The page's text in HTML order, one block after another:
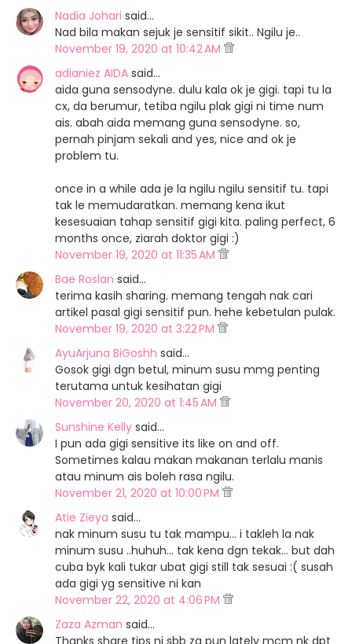
Nadia Johari said…
Nad bila makan sejuk je sensitif sikit.. Ngilu je..
November 19, 2020 at 10:42 AM
adianiez AIDA said…
aida guna sensodyne. dulu kala ok je gigi. tapi tu la
cx, da berumur, tetiba ngilu plak gigi ni time num
ais. abah aida memang guna sensodyne. so,
pernah pinjam sekali and yes, nice and ok je
problem tu.
once in a while ada je la ngilu ngilu sensitif tu. tapi
tak le memudaratkan. memang kena ikut
kesesuaian tahap sensitif gigi kita. paling perfect, 6
months once, ziarah doktor gigi :)
November 19, 2020 at 11:35 AM
Bae Roslan said…
terima kasih sharing. memang tengah nak cari
artikel pasal gigi sensitif pun. hehe kebetulan pulak.
November 19, 2020 at 3:22 PM
AyuArjuna BiGoshh said…
Gosok gigi dgn betul, minum susu mmg penting
terutama untuk kesihatan gigi
November 20, 2020 at 1:45 AM
Sunshine Kelly said…
I pun ada gigi sensitive its like on and off.
Sometimes kalau makan makanan terlalu manis
atau minum ais boleh rasa ngilu.
November 21, 2020 at 10:00 PM
Atie Zieya said…
nak minum susu tu tak mampu... i takleh la nak
minum susu ..huhuh... tak kena dgn tekak... but dah
cuba byk kali tukar ubat gigi still tak sesuai :( susah
ada gigi yg sensitive ni kan
November 22, 2020 at 4:06 PM
Zaza Azman said…
Thanks share tips ni sbb za pun lately mcm nk dpt